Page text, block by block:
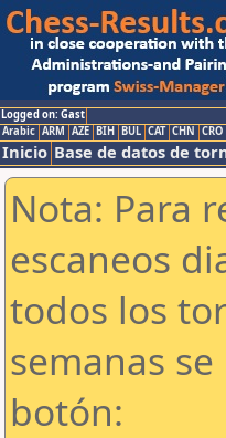
Logged on: Gast
Arabic ARM AZE BIH BUL CAT CHN CRO
Inicio Base de datos de
Nota: Para
escaneos
todos los
semanas
botón: